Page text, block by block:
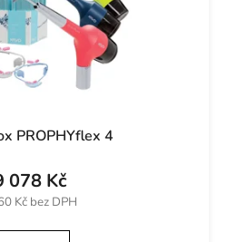
PROPHYflex 4
Kč bez DPH
078 Kč